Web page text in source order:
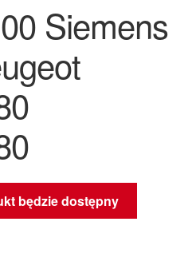
Siemens
będzie dostępny